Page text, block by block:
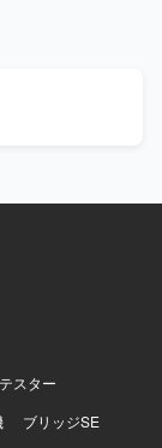
きます。セ
Actionsなど
管理やCI/CD
査ログの集
要件に基づく
ドレールの
盤の整備にも
ジシ
求を満たす
ることで、
テスター
ブリッジSE